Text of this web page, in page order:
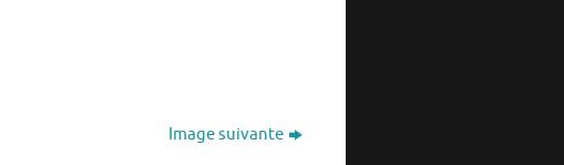
Image suivante